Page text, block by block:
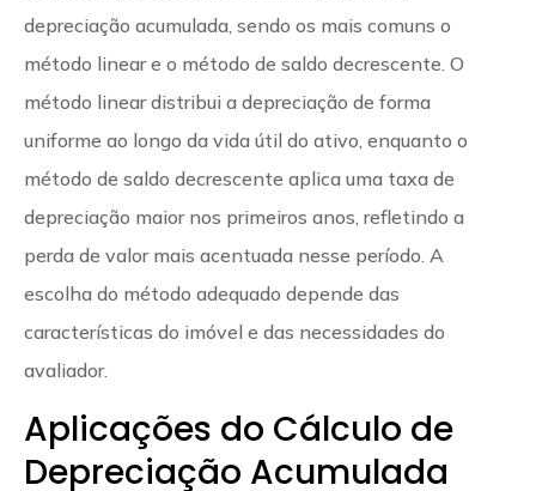
depreciação acumulada, sendo os mais comuns o
método linear e o método de saldo decrescente. O
método linear distribui a depreciação de forma
uniforme ao longo da vida útil do ativo, enquanto o
método de saldo decrescente aplica uma taxa de
depreciação maior nos primeiros anos, refletindo a
perda de valor mais acentuada nesse período. A
escolha do método adequado depende das
características do imóvel e das necessidades do
avaliador.
Aplicações do Cálculo de
Depreciação Acumulada